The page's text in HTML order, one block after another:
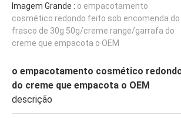
Imagem Grande : o empacotamento
cosmético redondo feito sob encomenda do
frasco de 30g 50g/creme range/garrafa do
creme que empacota o OEM
o empacotamento cosmético
do creme que empacota o OEM
descrição